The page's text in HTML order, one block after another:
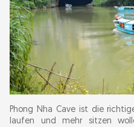
Phong Nha Cave ist die
laufen und mehr sitzen